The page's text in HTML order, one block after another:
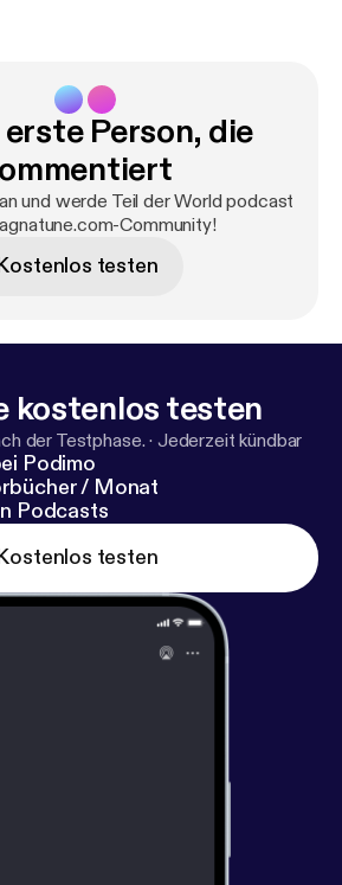
11. Teslim, 12. Sasha
Person, die
und werde Teil der World podcast
Community!
testen
kostenlos testen
der Testphase. · Jederzeit kündbar
Podimo
/ Monat
Podcasts
testen